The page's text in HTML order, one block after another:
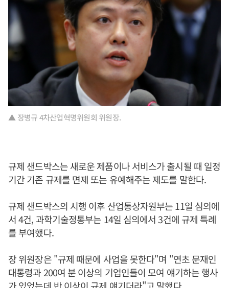
▲ 장병규 4차산업혁명위원회 위원장.
규제 샌드박스는 새로운 제품이나 서비스가 출시될 때 일정
기간 기존 규제를 면제 또는 유예해주는 제도를 말한다.
규제 샌드박스의 시행 이후 산업통상자원부는 11일 심의에
서 4건, 과학기술정통부는 14일 심의에서 3건에 규제 특례
를 부여했다.
장 위원장은 "규제 때문에 사업을 못한다"며 "연초 문재인
대통령과 200여 분 이상의 기업인들이 모여 얘기하는 행사